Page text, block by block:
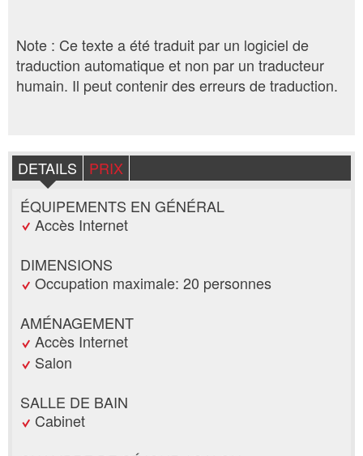
Note : Ce texte a été traduit par un logiciel de
traduction automatique et non par un traducteur
humain. Il peut contenir des erreurs de traduction.
DETAILS
PRIX
ÉQUIPEMENTS EN GÉNÉRAL
Accès Internet
DIMENSIONS
Occupation maximale: 20 personnes
AMÉNAGEMENT
Accès Internet
Salon
SALLE DE BAIN
Cabinet